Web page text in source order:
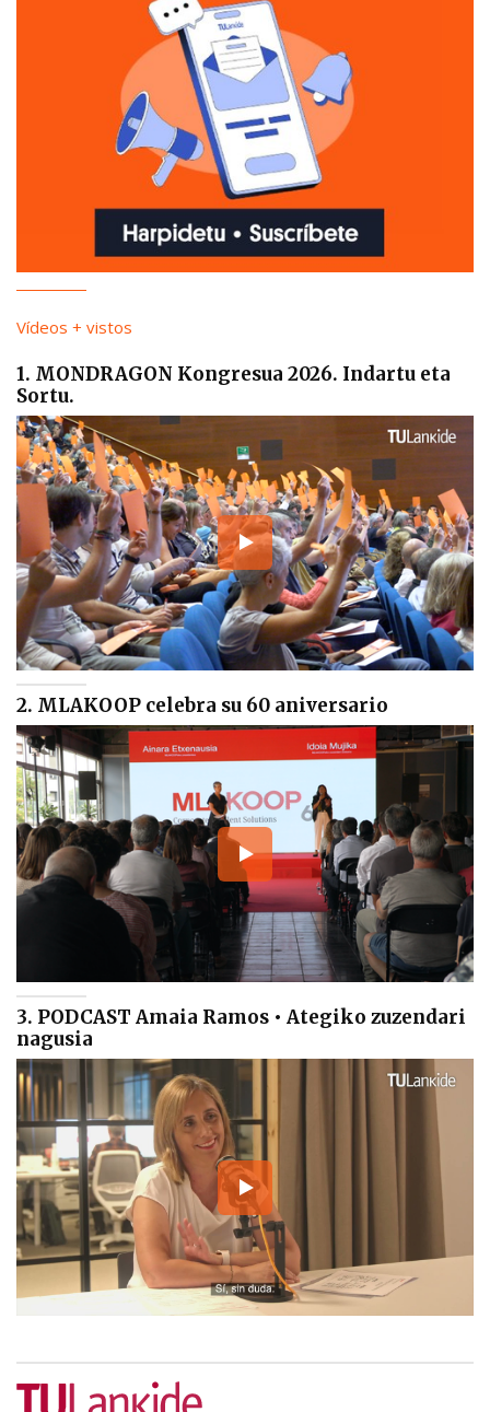
Vídeos + vistos
1. MONDRAGON Kongresua 2026. Indartu eta
Sortu.
2. MLAKOOP celebra su 60 aniversario
3. PODCAST Amaia Ramos • Ategiko zuzendari
nagusia